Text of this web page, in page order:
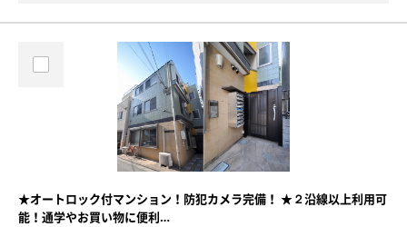
★オートロック付マンション！防犯カメラ完備！ ★２沿線以上利用可
能！通学やお買い物に便利…